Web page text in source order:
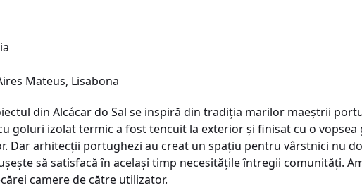
Mateus, Lisabona
din Alcácar do Sal se inspiră din tradiţia marilor maeştrii
goluri izolat termic a fost tencuit la exterior şi finisat cu o vopsea
Dar arhitecţii portughezi au creat un spaţiu pentru vârstnici nu
să satisfacă în acelaşi timp necesităţile întregii comunităţi.
camere de către utilizator.